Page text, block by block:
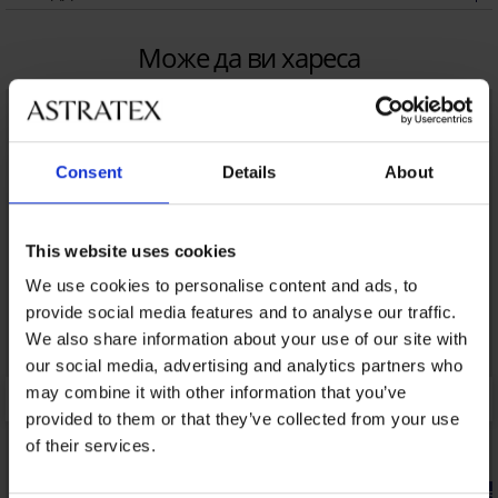
Consent Details About
This website uses cookies
We use cookies to personalise content and ads, to
provide social media features and to analyse our traffic.
We also share information about your use of our site with
our social media, advertising and analytics partners who
may combine it with other information that you’ve
provided to them or that they’ve collected from your use
of their services.
Може да ви хареса